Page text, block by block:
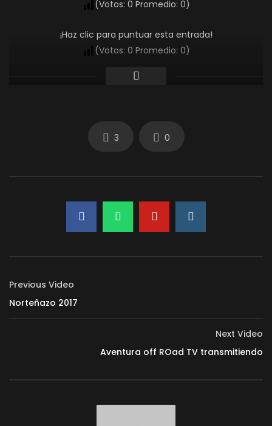
(Votos: 0 Promedio: 0)
¡Haz clic para puntuar esta entrada!
(Votos: 0 Promedio: 0)
3 0
Previous Video
Norteñazo 2017
Next Video
Aventura off ROad TV transmitiendo